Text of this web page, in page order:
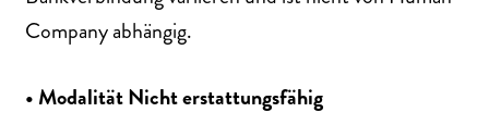
Company abhängig.
• ModalitätNichterstattungsfähig